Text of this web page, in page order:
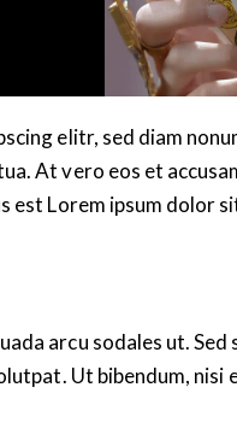
elitr, sed diam
At vero eos et
est Lorem ipsum dolor
arcu sodales ut.
Ut bibendum,